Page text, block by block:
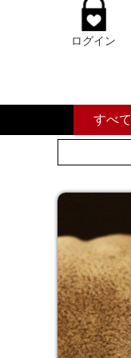
ログイン
すべて